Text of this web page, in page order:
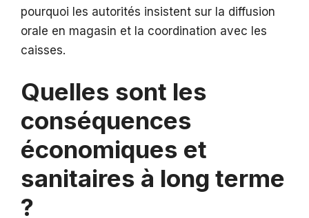
pourquoi les autorités insistent sur la diffusion
orale en magasin et la coordination avec les
caisses.
Quelles sont les
conséquences
économiques et
sanitaires à long terme
?